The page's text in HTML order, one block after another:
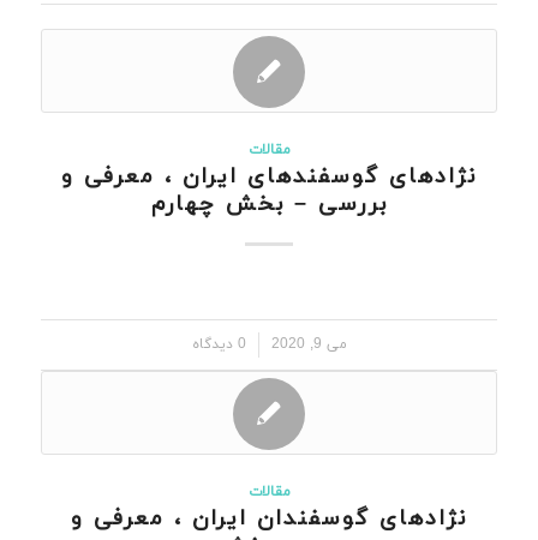
مقالات
نژادهای گوسفندهای ایران ، معرفی و
بررسی – بخش چهارم
می 9, 2020
/ 0 دیدگاه
مقالات
نژادهای گوسفندان ایران ، معرفی و